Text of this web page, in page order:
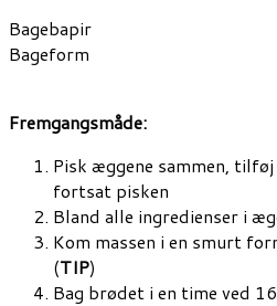
Bagebapir
Bageform
Fremgangsmåde:
Pisk æggene sammen,
fortsat pisken
Bland alle ingredienser i
Kom massen i en smurt
(TIP)
Bag brødet i en time ved